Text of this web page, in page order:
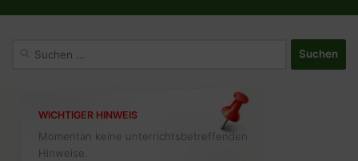
WICHTIGER HINWEIS
Momentan keine unterrichtsbetreffenden
Hinweise.